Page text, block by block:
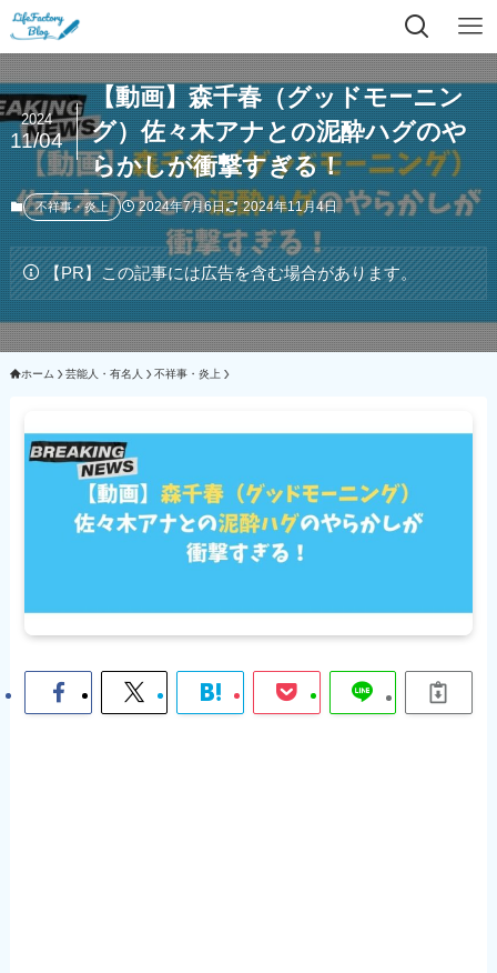
【動画】森千春（グッドモーニン
グ）佐々木アナとの泥酔ハグのや
らかしが衝撃すぎる！
2024
11/04
不祥事・炎上 2024年7月6日 2024年11月4日
【PR】この記事には広告を含む場合があります。
ホーム 芸能人・有名人 不祥事・炎上